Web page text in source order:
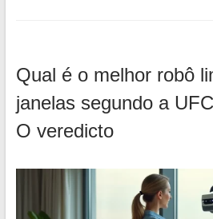
Qual é o melhor robô
janelas segundo a
O veredicto